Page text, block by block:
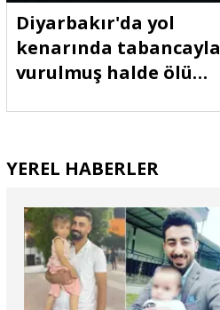
Diyarbakır'da yol
kenarında tabancayla
vurulmuş halde ölü
YEREL HABERLER